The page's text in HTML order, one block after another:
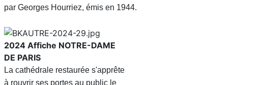
par Georges Hourriez, émis en 1944.
2024 Affiche NOTRE-DAME
DE PARIS
La cathédrale restaurée s'apprête
à rouvrir ses portes au public le